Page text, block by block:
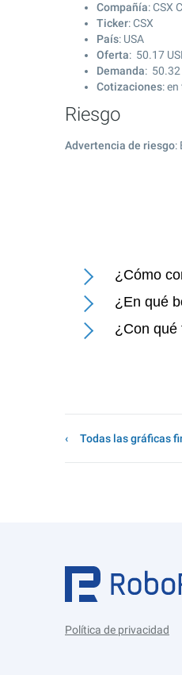
Compañía: CSX
Ticker: CSX
País: USA
Oferta: 50.17
Demanda: 50.32
Cotizaciones:
Riesgo
Advertencia de riesgo:
¿Cómo
¿En qué
¿Con qué
Todas las gráficas
Política de privacidad